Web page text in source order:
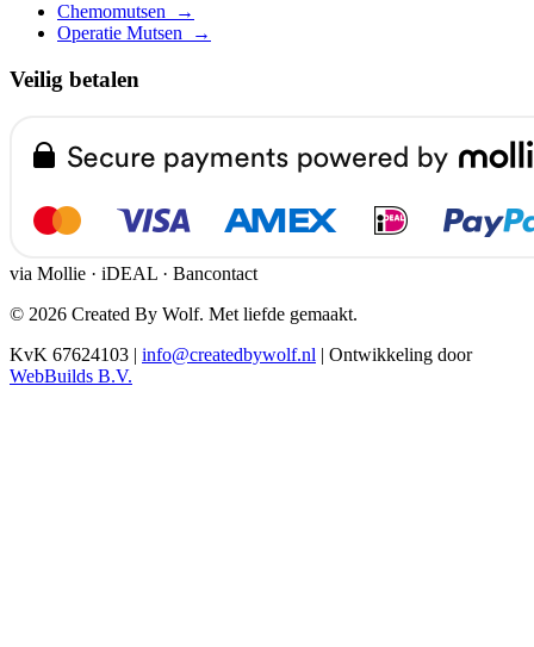
Chemomutsen
→
Operatie Mutsen
→
Veilig betalen
via Mollie · iDEAL · Bancontact
© 2026 Created By Wolf. Met liefde gemaakt.
KvK 67624103 | info@createdbywolf.nl | Ontwikkeling door
WebBuilds B.V.